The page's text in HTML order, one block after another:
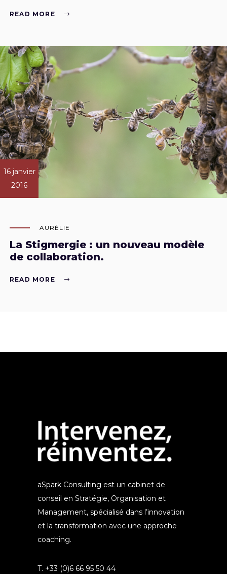
READ MORE
16 janvier
2016
AURÉLIE
La Stigmergie : un nouveau modèle
de collaboration.
READ MORE
aSpark Consulting est un cabinet de
conseil en Stratégie, Organisation et
Management, spécialisé dans l’innovation
et la transformation avec une approche
coaching.
T. +33 (0)6 66 95 50 44